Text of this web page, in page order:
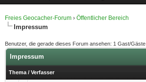
Freies Geocacher-Forum › Öffentlicher Bereich
Impressum
Benutzer, die gerade dieses Forum ansehen: 1 Gast/Gäste
Impressum
Thema / Verfasser